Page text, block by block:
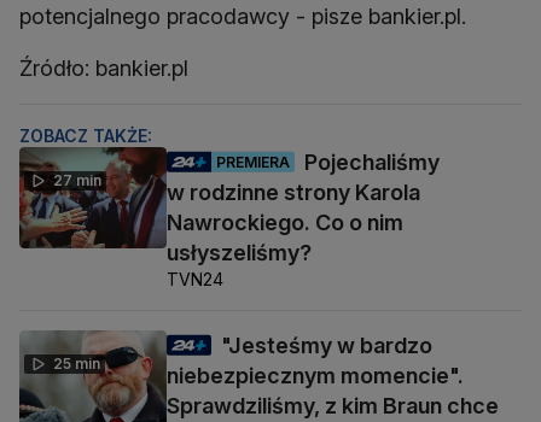
potencjalnego pracodawcy - pisze bankier.pl.
Źródło: bankier.pl
ZOBACZ TAKŻE:
27 min
PREMIERA
Pojechaliśmy
w rodzinne strony Karola
Nawrockiego. Co o nim
usłyszeliśmy?
TVN24
25 min
"Jesteśmy w bardzo
niebezpiecznym momencie".
Sprawdziliśmy, z kim Braun chce